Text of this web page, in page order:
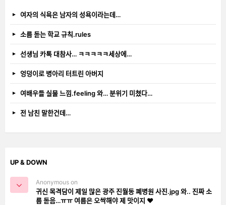
여자의 식욕은 남자의 성욕이라는데…
소름 돋는 학교 규칙.rules
선생님 카톡 대참사… ㅋㅋㅋㅋㅋ세상에…
엉덩이로 병아리 터트린 아버지
여배우들 실물 느낌.feeling 와… 분위기 미쳤다…
전 남친 말한건데…
UP & DOWN
Anonymous on
귀신 목격담이 제일 많은 광주 진월동 폐병원 사진.jpg 와.. 진짜 소
름 돋음…ㅠㅠ 여름은 오싹해야 제 맛이지 ❤️